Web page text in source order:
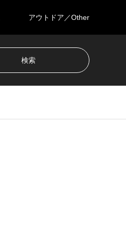
アウトドア／Other